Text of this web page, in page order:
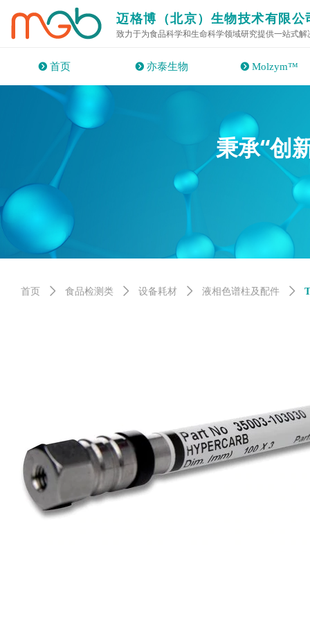
뀹 首页 뀹 亦泰生物 뀹 Molzym™
迈格博（北京）生物技术有限公
致力于为食品科学和生命科学领域研究提供一站式解
秉承“创
首页 ꄲ 食品检测类 ꄲ 设备耗材 ꄲ 液相色谱柱及配件 ꄲ